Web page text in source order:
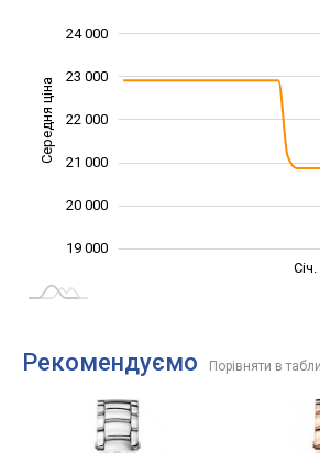
Середня ціна 19 000
19 000
20 000
21 000
22 000
23 000
24 000
Рекомендуємо Порівняти в